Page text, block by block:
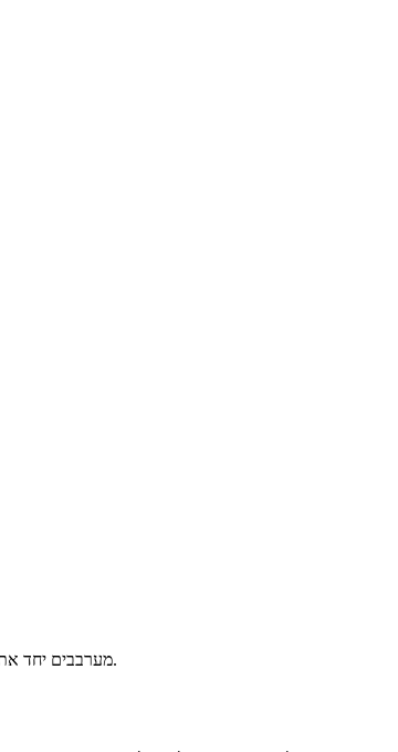
מערבבים יחד את כל החומרים עד לקבלת בצק נוח לעבודה (הבצק צריך להיות שומני ולא מתפורר).